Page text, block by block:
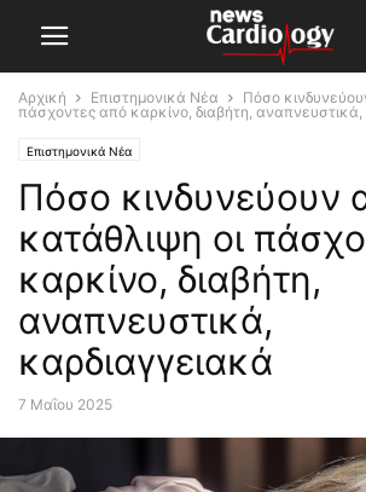
Αρχική Επιστημονικά Νέα
Πόσο
πάσχοντες από καρκίνο, διαβήτη, αναπνευστικά,
Επιστημονικά Νέα
Πόσο κινδυνεύουν
κατάθλιψη οι
καρκίνο, διαβήτη,
αναπνευστικά,
καρδιαγγειακά
7 Μαΐου 2025